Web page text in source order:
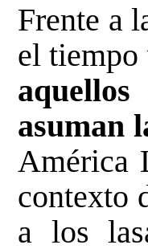
Frente a
el
asuman
América
contexto
a los